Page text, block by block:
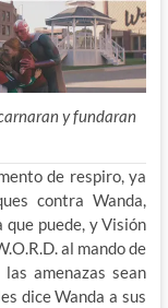
y fundaran
de respiro, ya
contra Wanda,
que puede, y Visión
al mando de
amenazas sean
dice Wanda a sus